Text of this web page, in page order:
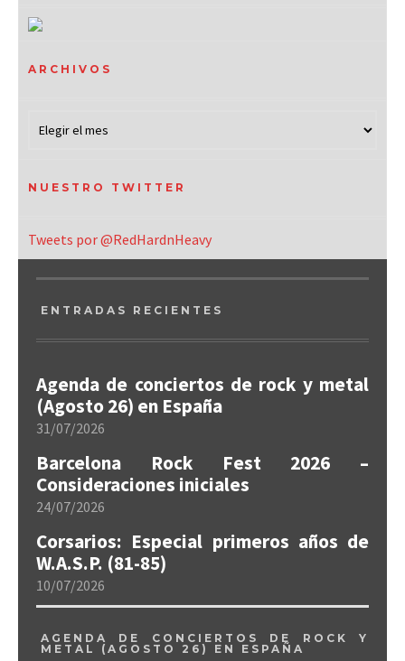
ARCHIVOS
NUESTRO TWITTER
Tweets por @RedHardnHeavy
ENTRADAS RECIENTES
Agenda de conciertos de rock y metal
(Agosto 26) en España
31/07/2026
Barcelona Rock Fest 2026 –
Consideraciones iniciales
24/07/2026
Corsarios: Especial primeros años de
W.A.S.P. (81-85)
10/07/2026
AGENDA DE CONCIERTOS DE ROCK Y
METAL (AGOSTO 26) EN ESPAÑA